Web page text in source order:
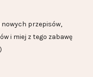
nowych przepisów,
i miej z tego zabawę